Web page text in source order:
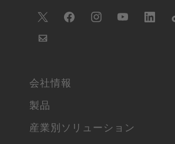
会社情報
製品
産業別ソリューション